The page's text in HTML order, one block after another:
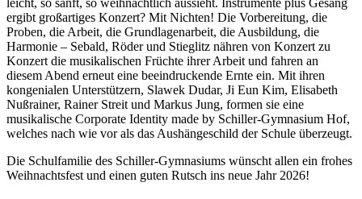
ergibt großartiges Konzert? Mit Nichten! Die Vorbereitung, die
Proben, die Arbeit, die Grundlagenarbeit, die Ausbildung, die
Harmonie – Sebald, Röder und Stieglitz nähren von Konzert zu
Konzert die musikalischen Früchte ihrer Arbeit und fahren an
diesem Abend erneut eine beeindruckende Ernte ein. Mit ihren
kongenialen Unterstützern, Slawek Dudar, Ji Eun Kim, Elisabeth
Nußrainer, Rainer Streit und Markus Jung, formen sie eine
musikalische Corporate Identity made by Schiller-Gymnasium Hof,
welches nach wie vor als das Aushängeschild der Schule überzeugt.
Die Schulfamilie des Schiller-Gymnasiums wünscht allen ein frohes
Weihnachtsfest und einen guten Rutsch ins neue Jahr 2026!